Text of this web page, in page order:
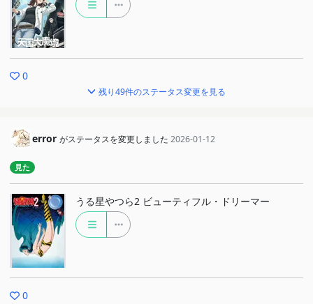
0
残り49件のステータス変更を見る
error がステータスを変更しました 2026-01-12
見た
うる星やつら2 ビューティフル・ドリーマー
0